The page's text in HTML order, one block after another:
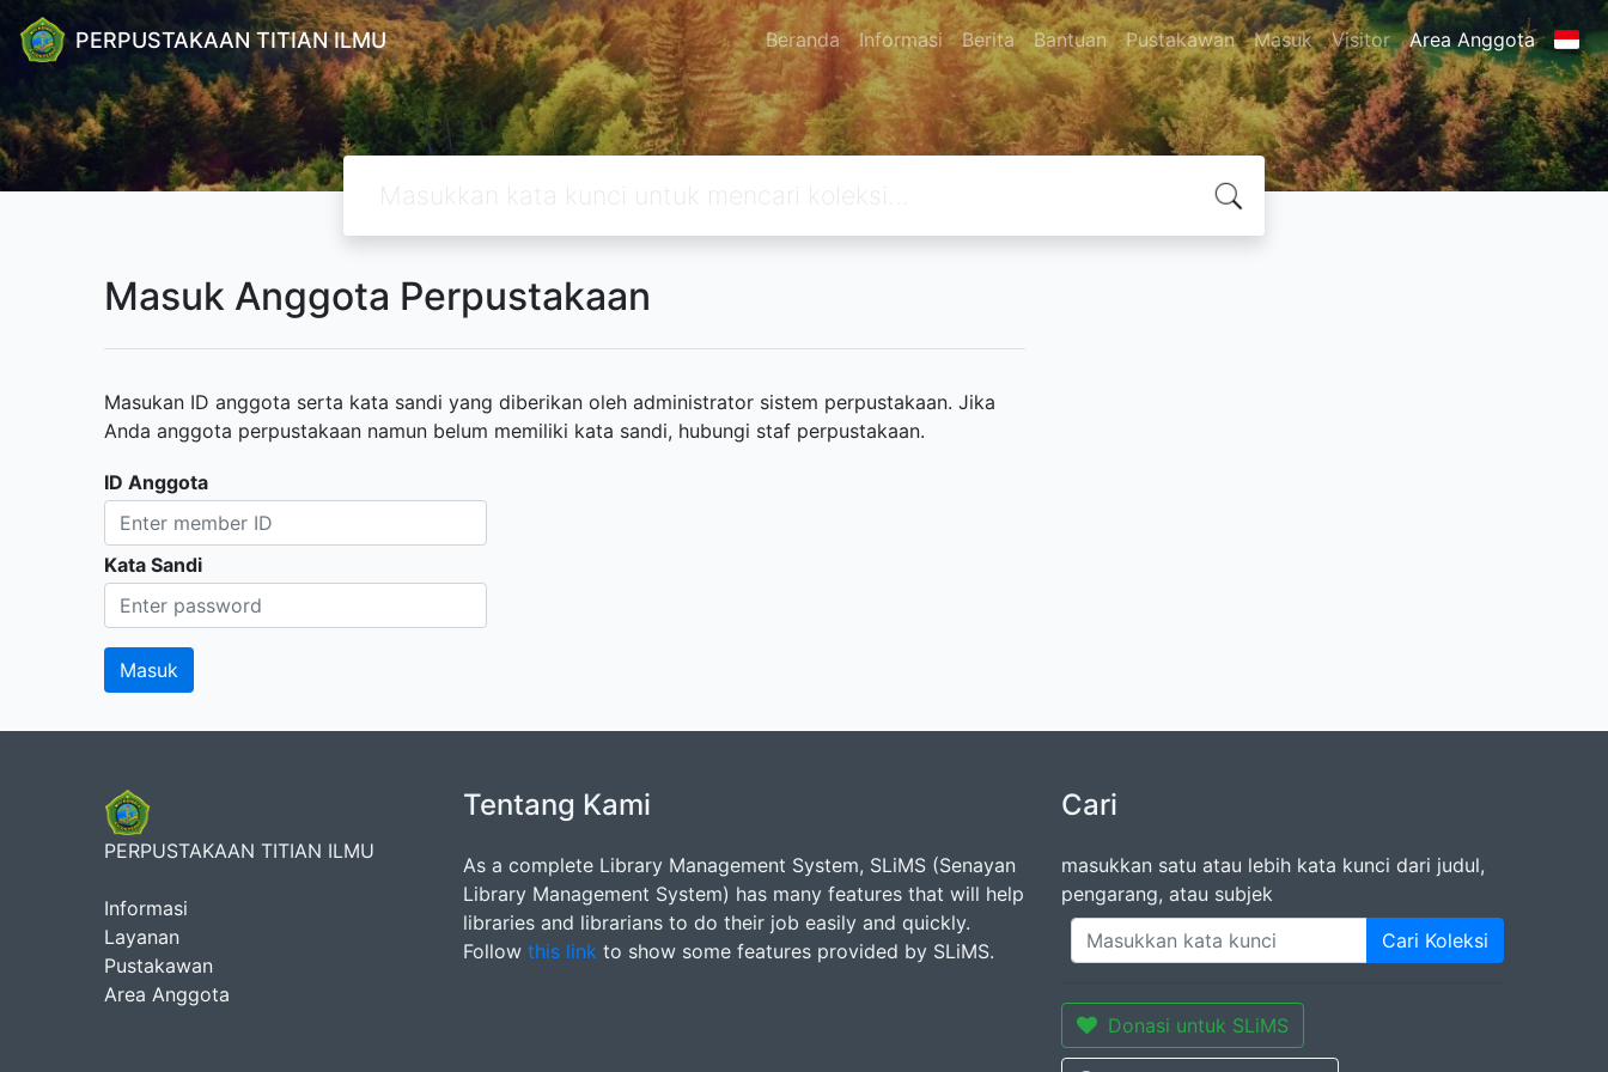
PERPUSTAKAAN TITIAN ILMU Beranda Informasi Berita Bantuan Pustakawan Masuk Visitor Area Anggota
Masuk Anggota Perpustakaan
Masukan ID anggota serta kata sandi yang diberikan oleh administrator sistem perpustakaan. Jika
Anda anggota perpustakaan namun belum memiliki kata sandi, hubungi staf perpustakaan.
ID Anggota
Kata Sandi
PERPUSTAKAAN TITIAN ILMU
Informasi
Layanan
Pustakawan
Area Anggota
Tentang Kami
As a complete Library Management System, SLiMS (Senayan
Library Management System) has many features that will help
libraries and librarians to do their job easily and quickly.
Follow this link to show some features provided by SLiMS.
Cari
masukkan satu atau lebih kata kunci dari judul,
pengarang, atau subjek
Cari Koleksi
Donasi untuk SLiMS